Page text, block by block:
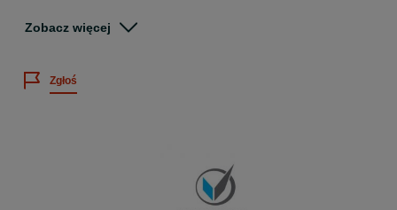
*Luzem: 20-26 ton
=== POSIADAMY TRANSPORT – DOSTAWA NA TERENIE
MINIMALNE ZAMÓWIENIE: 15 TON!
** SPRAWDŹ SZERSZĄ OFERTĘ NA NASZEJ STRONIE: **
Zobacz więcej
Zgłoś